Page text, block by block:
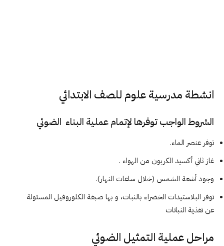
انشطة مدرسية علوم للصف الابتدائي
الشروط الواجب توفرها لإتمام عملية البناء الضوئي
توفر عنصر الماء.
غاز ثاني أكسيد الكربون من الهواء .
وجود أشعة الشمس (خلال ساعات النهار).
توفر البلاستيدات الخضراء بالنبات، و بها صبغة الكلوروفيل المسئولة
عن تغذية النباتات
مراحل عملية التمثيل الضوئي